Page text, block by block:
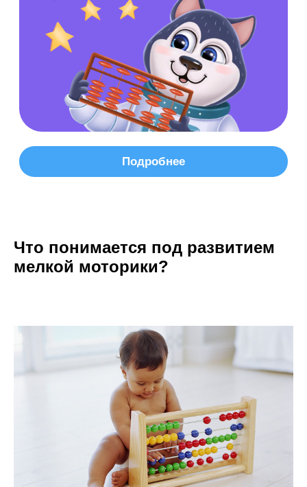
Что понимается под развитием
мелкой моторики?